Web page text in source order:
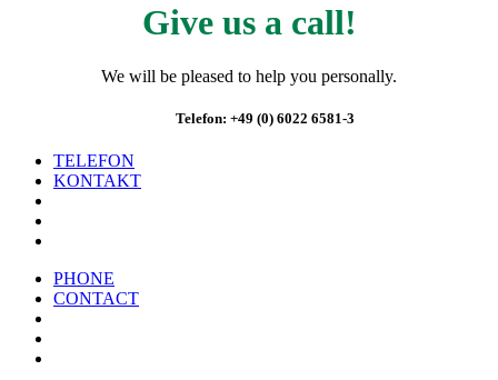
Give us a call!
We will be pleased to help you personally.
Telefon: +49 (0) 6022 6581-3
TELEFON
KONTAKT
PHONE
CONTACT